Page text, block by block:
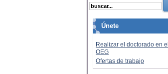
Únete
Realizar el doctorado en el
OEG
Ofertas de trabajo